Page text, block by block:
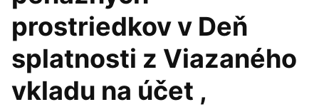
prostriedkov v Deň
splatnosti z Viazaného
vkladu na účet ,